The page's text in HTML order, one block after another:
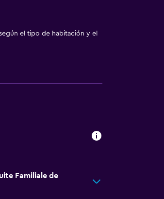
el tipo de habitación y el
Familiale de